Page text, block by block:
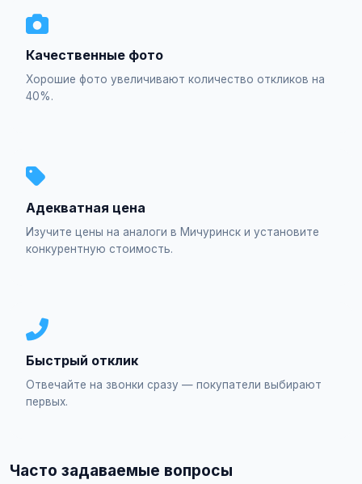
Качественные фото
Хорошие фото увеличивают количество откликов на
40%.
Адекватная цена
Изучите цены на аналоги в Мичуринск и установите
конкурентную стоимость.
Быстрый отклик
Отвечайте на звонки сразу — покупатели выбирают
первых.
Часто задаваемые вопросы